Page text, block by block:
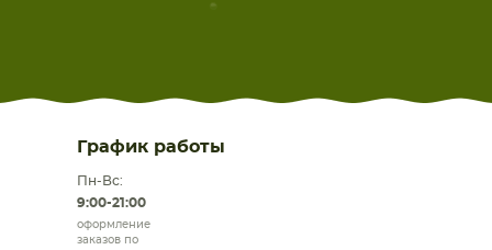
График работы
Пн-Вс:
9:00-21:00
оформление
заказов по